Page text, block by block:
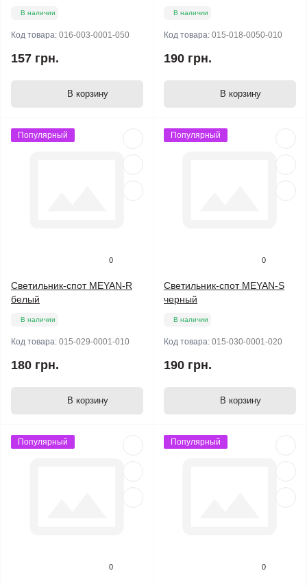
В наличии
Код товара: 016-003-0001-050
157 грн.
В корзину
В наличии
Код товара: 015-018-0050-010
190 грн.
В корзину
Популярный
0
Светильник-спот MEYAN-R
белый
В наличии
Код товара: 015-029-0001-010
180 грн.
В корзину
Популярный
0
Светильник-спот MEYAN-S
черный
В наличии
Код товара: 015-030-0001-020
190 грн.
В корзину
Популярный
0
Популярный
0